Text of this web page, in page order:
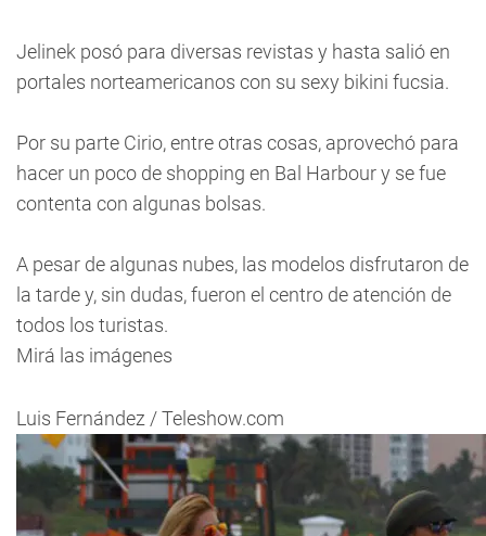
Jelinek posó para diversas revistas y hasta salió en
portales norteamericanos con su sexy bikini fucsia.
Por su parte Cirio, entre otras cosas, aprovechó para
hacer un poco de shopping en Bal Harbour y se fue
contenta con algunas bolsas.
A pesar de algunas nubes, las modelos disfrutaron de
la tarde y, sin dudas, fueron el centro de atención de
todos los turistas.
Mirá las imágenes
Luis Fernández / Teleshow.com